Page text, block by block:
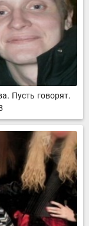
Пусть говорят.